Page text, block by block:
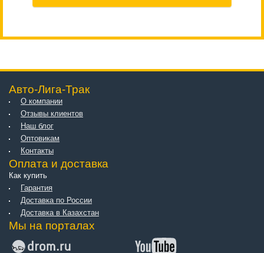
Авто-Лига-Трак
О компании
Отзывы клиентов
Наш блог
Оптовикам
Контакты
Оплата и доставка
Как купить
Гарантия
Доставка по России
Доставка в Казахстан
Мы на порталах